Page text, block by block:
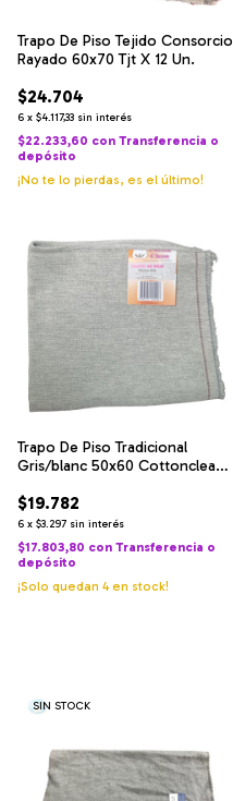
Trapo De Piso Tejido Consorcio
Rayado 60x70 Tjt X 12 Un.
$24.704
6 x $4.117,33 sin interés
$22.233,60 con Transferencia o
depósito
¡No te lo pierdas, es el último!
Trapo De Piso Tradicional
Gris/blanc 50x60 Cottonclean
$19.782
6 x $3.297 sin interés
$17.803,80 con Transferencia o
depósito
¡Solo quedan 4en stock!
SIN STOCK